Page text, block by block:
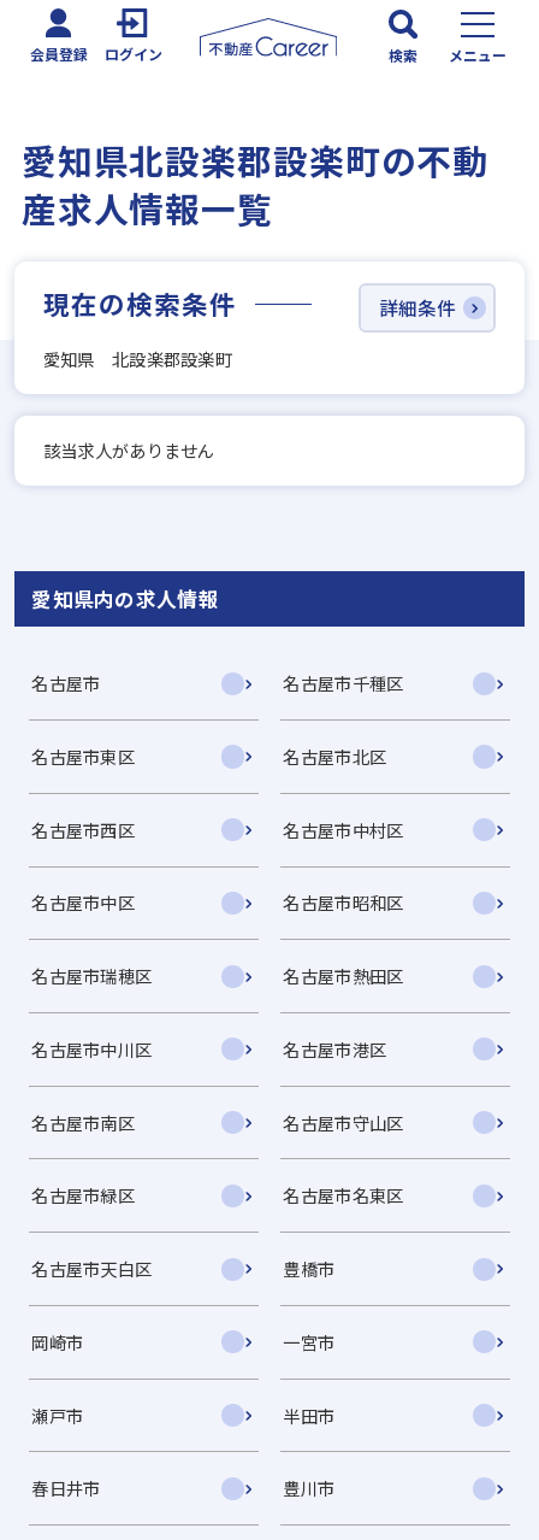
会員登録 ログイン 検索 メニュー
愛知県北設楽郡設楽町の不動
産求人情報一覧
現在の検索条件
愛知県 北設楽郡設楽町
詳細条件
該当求人がありません
愛知県内の求人情報
名古屋市 名古屋市千種区
名古屋市東区 名古屋市北区
名古屋市西区 名古屋市中村区
名古屋市中区 名古屋市昭和区
名古屋市瑞穂区 名古屋市熱田区
名古屋市中川区 名古屋市港区
名古屋市南区 名古屋市守山区
名古屋市緑区 名古屋市名東区
名古屋市天白区 豊橋市
岡崎市 一宮市
瀬戸市 半田市
春日井市 豊川市